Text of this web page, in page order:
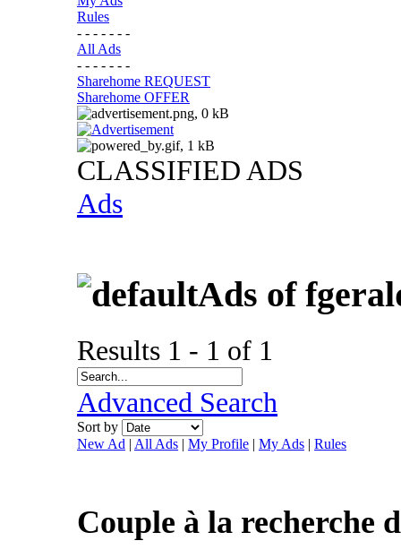
Rules
- - - - - - -
All Ads
- - - - - - -
Sharehome REQUEST
Sharehome OFFER
CLASSIFIED ADS
Ads
Ads of
Results 1 - 1 of 1
Advanced Search
Sort by
New Ad | All Ads | My Profile | My Ads | Rules
Couple à la recherche